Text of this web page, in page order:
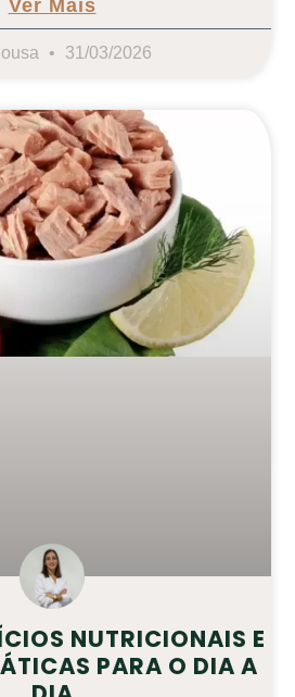
Ver Mais
31/03/2026
NUTRICIONAIS E
PARA O DIA A